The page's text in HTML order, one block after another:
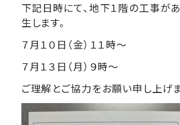
下記日時にて、地下１階の工事が
生します。
７月１０日（金）１１時～
７月１３日（月）９時～
ご理解とご協力をお願い申し上げま